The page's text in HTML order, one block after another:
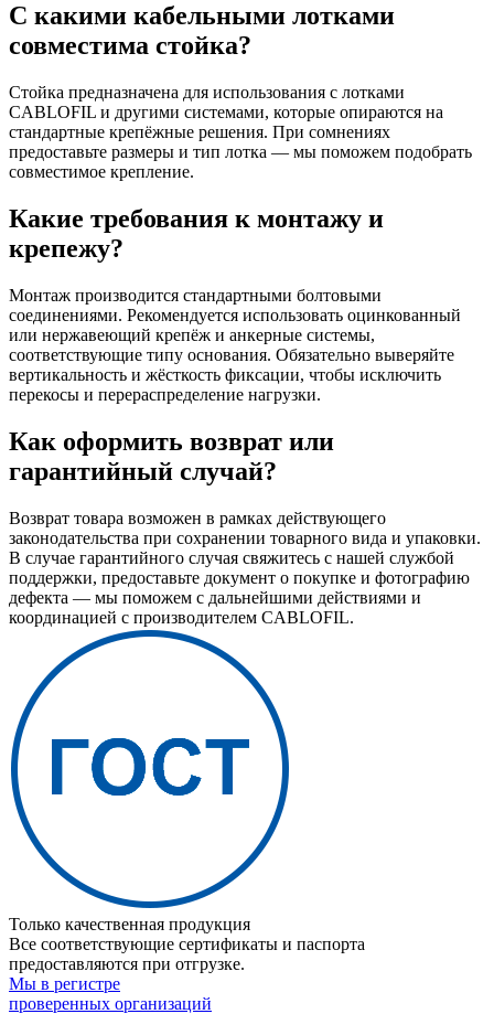
С какими кабельными лотками
совместима стойка?
Стойка предназначена для использования с лотками
CABLOFIL и другими системами, которые опираются на
стандартные крепёжные решения. При сомнениях
предоставьте размеры и тип лотка — мы поможем подобрать
совместимое крепление.
Какие требования к монтажу и
крепежу?
Монтаж производится стандартными болтовыми
соединениями. Рекомендуется использовать оцинкованный
или нержавеющий крепёж и анкерные системы,
соответствующие типу основания. Обязательно выверяйте
вертикальность и жёсткость фиксации, чтобы исключить
перекосы и перераспределение нагрузки.
Как оформить возврат или
гарантийный случай?
Возврат товара возможен в рамках действующего
законодательства при сохранении товарного вида и упаковки.
В случае гарантийного случая свяжитесь с нашей службой
поддержки, предоставьте документ о покупке и фотографию
дефекта — мы поможем с дальнейшими действиями и
координацией с производителем CABLOFIL.
Только качественная продукция
Все соответствующие сертификаты и паспорта
предоставляются при отгрузке.
Мы в регистре
проверенных организаций